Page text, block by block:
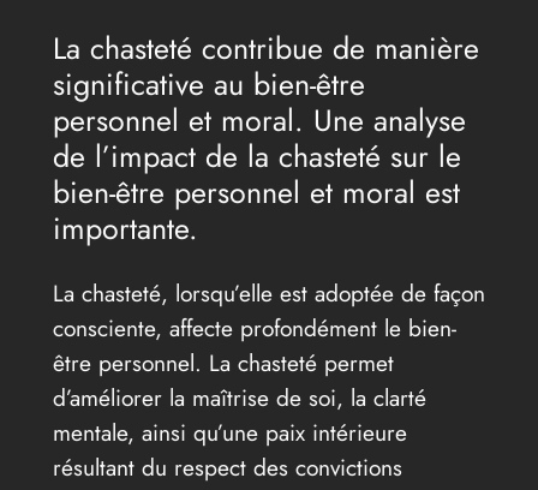
La chasteté contribue de manière
significative au bien-être
personnel et moral. Une analyse
de l’impact de la chasteté sur le
bien-être personnel et moral est
importante.
La chasteté, lorsqu’elle est adoptée de façon
consciente, affecte profondément le bien-
être personnel. La chasteté permet
d’améliorer la maîtrise de soi, la clarté
mentale, ainsi qu’une paix intérieure
résultant du respect des convictions